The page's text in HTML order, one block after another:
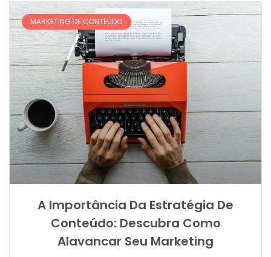
MARKETING DE CONTEÚDO
A Importância Da Estratégia De
Conteúdo: Descubra Como
Alavancar Seu Marketing